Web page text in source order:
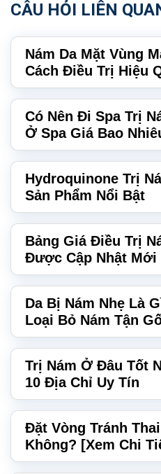
CÂU HỎI LIÊN
Nám Da Mặt Vùng
Cách Điều Trị Hiệu
Có Nên Đi Spa Trị
Ở Spa Giá Bao
Hydroquinone Trị
Sản Phẩm Nổi Bật
Bảng Giá Điều Trị
Được Cập Nhật Mới
Da Bị Nám Nhẹ Là
Loại Bỏ Nám Tận
Trị Nám Ở Đâu Tốt
10 Địa Chỉ Uy Tín
Đặt Vòng Tránh
Không? [Xem Chi